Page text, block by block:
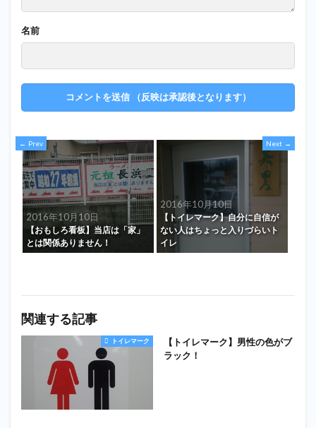
名前
Prev
2016年10月10日
【おもしろ看板】当店は「家」
とは関係ありません！
Next
2016年10月10日
【トイレマーク】自分に自信が
ない人はちょっと入りづらいト
イレ
関連する記事
トイレマーク
【トイレマーク】男性の色がブ
ラック！